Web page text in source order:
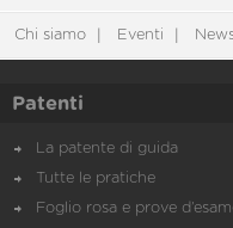
Chi siamo Eventi
Patenti
La patente di guida
Tutte le pratiche
Foglio rosa e prove